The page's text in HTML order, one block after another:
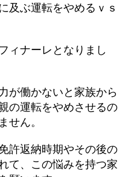
及ぶ運転をやめるｖｓ
ィナーレとなりまし
が働かないと家族から
の運転をやめさせるの
せん。
許返納時期やその後の
て、この悩みを持つ家